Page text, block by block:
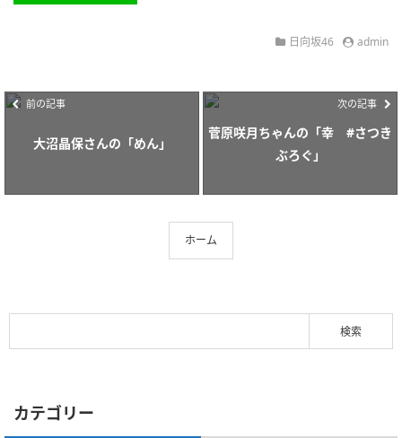
日向坂46 admin
前の記事
大沼晶保さんの「めん」
次の記事
菅原咲月ちゃんの「幸 #さつき
ぶろぐ」
ホーム
カテゴリー